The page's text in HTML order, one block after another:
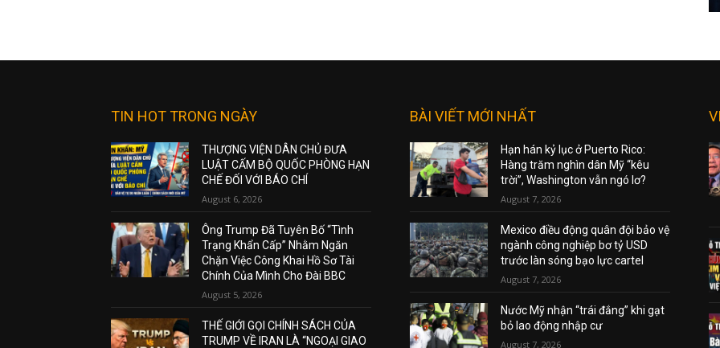
TIN HOT TRONG NGÀY
THƯỢNG VIỆN DÂN CHỦ ĐƯA
LUẬT CẤM BỘ QUỐC PHÒNG HẠN
CHẾ ĐỐI VỚI BÁO CHÍ
August 6, 2026
Ông Trump Đã Tuyên Bố “Tình
Trạng Khẩn Cấp” Nhằm Ngăn
Chặn Việc Công Khai Hồ Sơ Tài
Chính Của Mình Cho Đài BBC
August 5, 2026
THẾ GIỚI GỌI CHÍNH SÁCH CỦA
TRUMP VỀ IRAN LÀ “NGOẠI GIAO
BÀI VIẾT MỚI NHẤT
Hạn hán kỷ lục ở Puerto Rico:
Hàng trăm nghìn dân Mỹ “kêu
trời”, Washington vẫn ngó lơ?
August 7, 2026
Mexico điều động quân đội bảo vệ
ngành công nghiệp bơ tỷ USD
trước làn sóng bạo lực cartel
August 7, 2026
Nước Mỹ nhận “trái đắng” khi gạt
bỏ lao động nhập cư
August 7, 2026